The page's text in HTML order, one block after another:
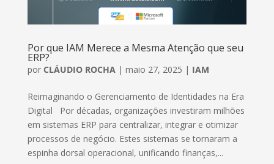
Por que IAM Merece a Mesma Atenção que seu
ERP?
por CLÁUDIO ROCHA| maio 27, 2025 | IAM
Reimaginando o Gerenciamento de Identidades na Era
Digital Por décadas, organizações investiram milhões
em sistemas ERP para centralizar, integrar e otimizar
processos de negócio. Estes sistemas se tornaram a
espinha dorsal operacional, unificando finanças,...